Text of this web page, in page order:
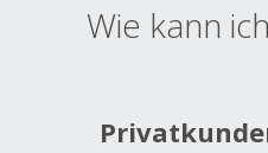
Wie kann